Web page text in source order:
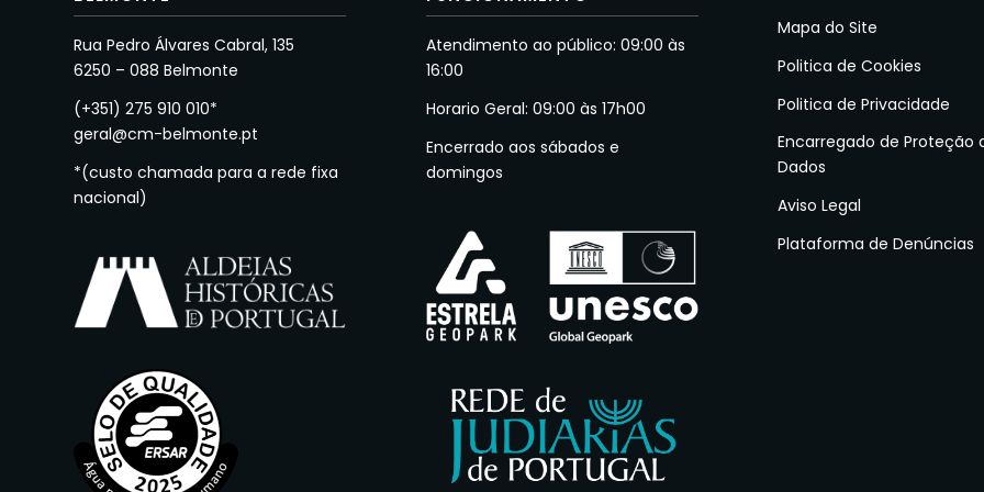
Rua Pedro Álvares Cabral, 135
6250 – 088 Belmonte
(+351) 275 910 010*
geral@cm-belmonte.pt
*(custo chamada para a rede fixa
nacional)
Atendimento ao público: 09:00 às
16:00
Horario Geral: 09:00 às 17h00
Encerrado aos sábados e
domingos
Mapa do Site
Politica de Cookies
Politica de Privacidade
Encarregado de Proteção
Dados
Aviso Legal
Plataforma de Denúncias